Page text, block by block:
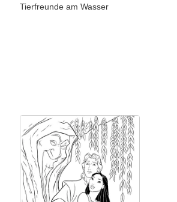
Tierfreunde am Wasser